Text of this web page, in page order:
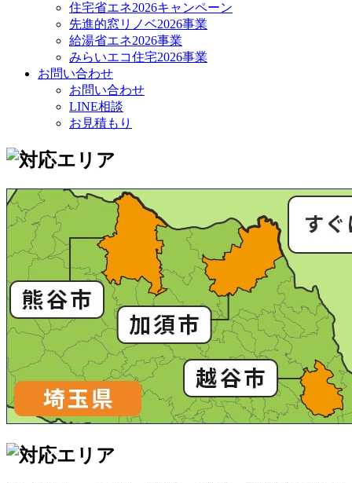
住宅省エネ2026キャンペーン
先進的窓リノベ2026事業
給湯省エネ2026事業
みらいエコ住宅2026事業
お問い合わせ
お問い合わせ
LINE相談
お見積もり